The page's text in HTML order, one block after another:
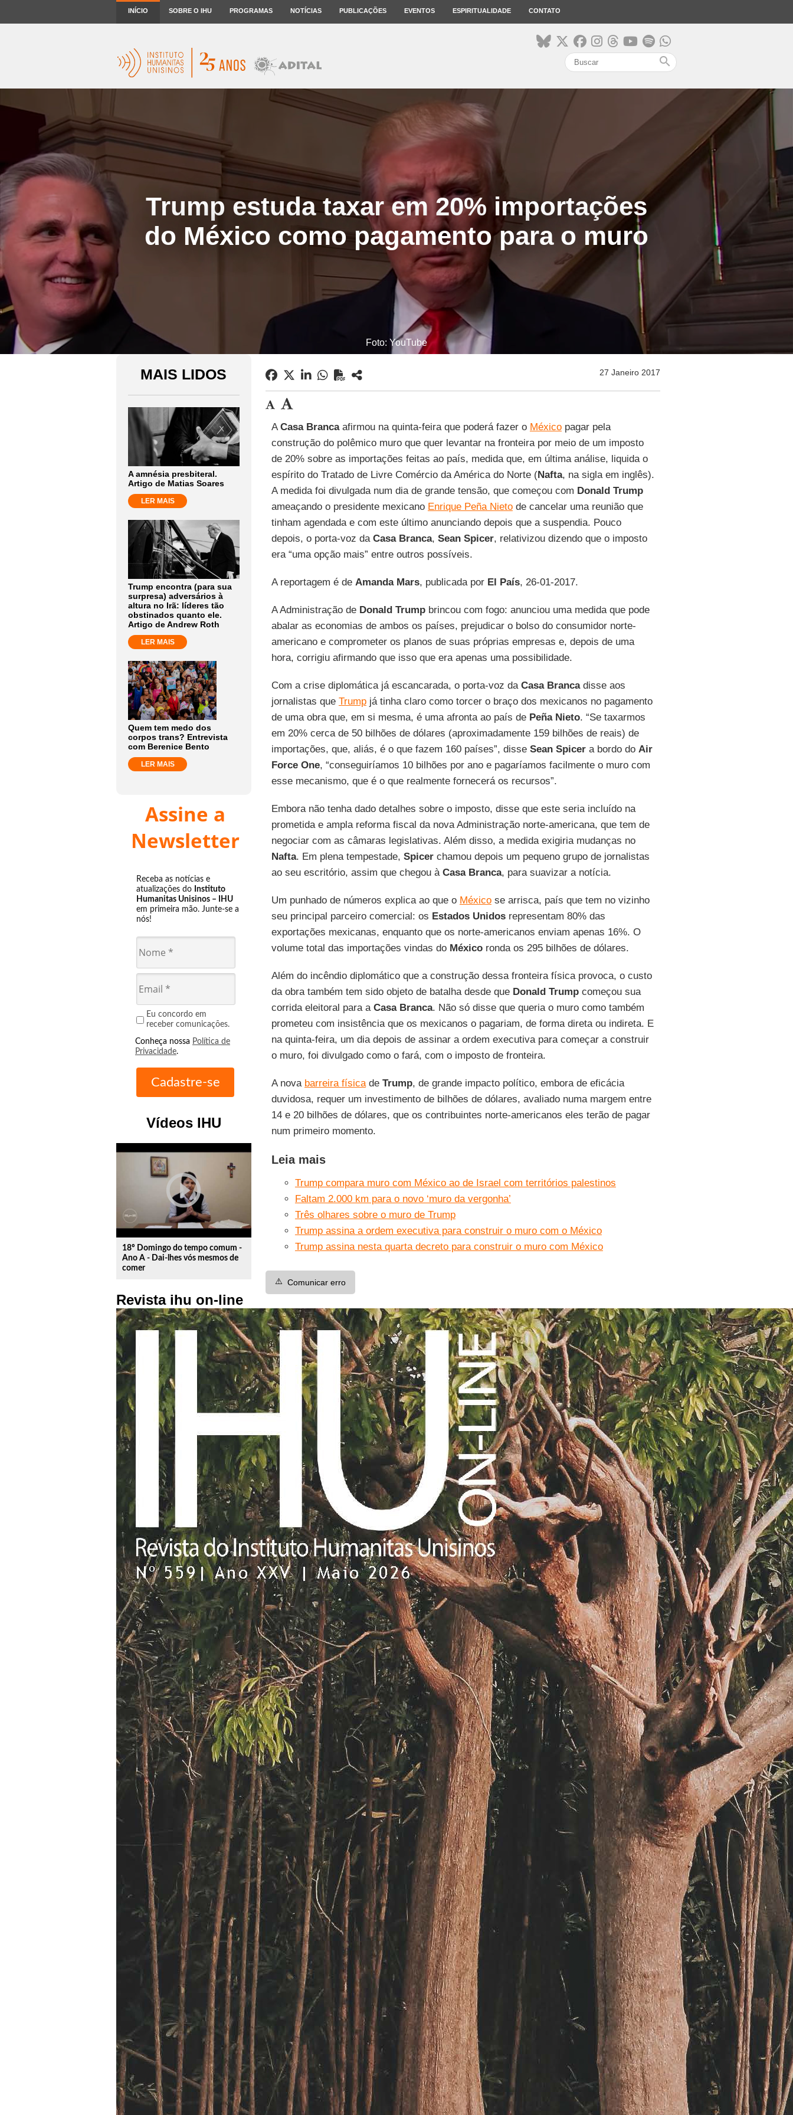
INÍCIO SOBRE O IHU PROGRAMAS NOTÍCIAS PUBLICAÇÕES EVENTOS ESPIRITUALIDADE CONTATO
search
Trump estuda taxar em 20% importações
do México como pagamento para o muro
Foto: YouTube
MAIS LIDOS
A amnésia presbiteral.
Artigo de Matias Soares
LER MAIS
Trump encontra (para sua
surpresa) adversários à
altura no Irã: líderes tão
obstinados quanto ele.
Artigo de Andrew Roth
LER MAIS
Quem tem medo dos
corpos trans? Entrevista
com Berenice Bento
LER MAIS
Assine a
Newsletter
Receba as notícias e
atualizações do Instituto
Humanitas Unisinos – IHU
em primeira mão. Junte-se a
nós!
Eu concordo em
receber comunicações.
Conheça nossa Política de
Privacidade.
Vídeos IHU
play_circle_outline
18º Domingo do tempo comum -
Ano A - Dai-lhes vós mesmos de
comer
Revista ihu on-line
27 Janeiro 2017
ACasa Brancaafirmou na quinta-feira que poderá fazer o Méxicopagar pela
construção do polêmico muro que quer levantar na fronteira por meio de um imposto
de 20% sobre as importações feitas ao país, medida que, em última análise, liquida o
espírito do Tratado de Livre Comércio da América do Norte (Nafta, na sigla em inglês).
A medida foi divulgada num dia de grande tensão, que começou com Donald Trump
ameaçando o presidente mexicano Enrique Peña Nietode cancelar uma reunião que
tinham agendada e com este último anunciando depois que a suspendia. Pouco
depois, o porta-voz da Casa Branca, Sean Spicer, relativizou dizendo que o imposto
era “uma opção mais” entre outros possíveis.
A reportagem é de Amanda Mars, publicada por El País, 26-01-2017.
A Administração de Donald Trumpbrincou com fogo: anunciou uma medida que pode
abalar as economias de ambos os países, prejudicar o bolso do consumidor norte-
americano e comprometer os planos de suas próprias empresas e, depois de uma
hora, corrigiu afirmando que isso que era apenas uma possibilidade.
Com a crise diplomática já escancarada, o porta-voz da Casa Brancadisse aos
jornalistas que Trumpjá tinha claro como torcer o braço dos mexicanos no pagamento
de uma obra que, em si mesma, é uma afronta ao país de Peña Nieto. “Se taxarmos
em 20% cerca de 50 bilhões de dólares (aproximadamente 159 bilhões de reais) de
importações, que, aliás, é o que fazem 160 países”, disse Sean Spicera bordo do Air
Force One, “conseguiríamos 10 bilhões por ano e pagaríamos facilmente o muro com
esse mecanismo, que é o que realmente fornecerá os recursos”.
Embora não tenha dado detalhes sobre o imposto, disse que este seria incluído na
prometida e ampla reforma fiscal da nova Administração norte-americana, que tem de
negociar com as câmaras legislativas. Além disso, a medida exigiria mudanças no
Nafta. Em plena tempestade, Spicerchamou depois um pequeno grupo de jornalistas
ao seu escritório, assim que chegou à Casa Branca, para suavizar a notícia.
Um punhado de números explica ao que o Méxicose arrisca, país que tem no vizinho
seu principal parceiro comercial: os Estados Unidosrepresentam 80% das
exportações mexicanas, enquanto que os norte-americanos enviam apenas 16%. O
volume total das importações vindas do Méxicoronda os 295 bilhões de dólares.
Além do incêndio diplomático que a construção dessa fronteira física provoca, o custo
da obra também tem sido objeto de batalha desde que Donald Trumpcomeçou sua
corrida eleitoral para a Casa Branca. Não só disse que queria o muro como também
prometeu com insistência que os mexicanos o pagariam, de forma direta ou indireta. E
na quinta-feira, um dia depois de assinar a ordem executiva para começar a construir
o muro, foi divulgado como o fará, com o imposto de fronteira.
A nova barreira físicade Trump, de grande impacto político, embora de eficácia
duvidosa, requer um investimento de bilhões de dólares, avaliado numa margem entre
14 e 20 bilhões de dólares, que os contribuintes norte-americanos eles terão de pagar
num primeiro momento.
Leia mais
Trump compara muro com México ao de Israel com territórios palestinos
Faltam 2.000 km para o novo ‘muro da vergonha’
Três olhares sobre o muro de Trump
Trump assina a ordem executiva para construir o muro com o México
Trump assina nesta quarta decreto para construir o muro com México
⚠️ Comunicar erro